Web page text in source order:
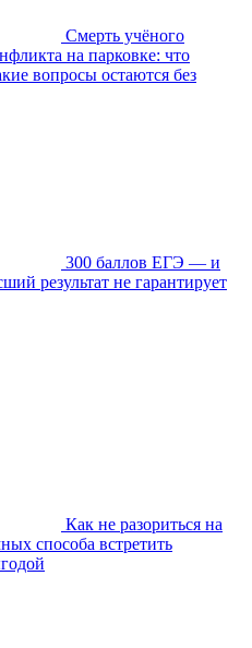
Смерть учёного
на парковке: что
вопросы остаются без
300 баллов ЕГЭ — и
результат не гарантирует
Как не разориться на
способа встретить